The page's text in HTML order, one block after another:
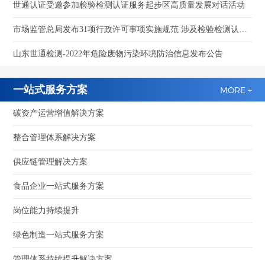
世通认证受邀参加检验检测认证服务起步区高质量发展对话活动
市场监管总局发布31项行政许可事项实施规范 涉及检验检测认证机构资质认定
山东世通检测-2022年危险废物污染环境防治信息发布公告
一站式服务方案 MORE +
碳资产运营增值解决方案
整合管理体系解决方案
供应链管理解决方案
食品企业一站式服务方案
岗位能力持续提升
绿色制造一站式服务方案